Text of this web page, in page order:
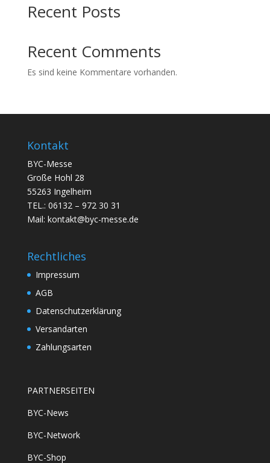
Recent Posts
Recent Comments
Es sind keine Kommentare vorhanden.
Kontakt
BYC-Messe
Große Hohl 28
55263 Ingelheim
TEL.: 06132 – 972 30 31
Mail: kontakt@byc-messe.de
Rechtliches
Impressum
AGB
Datenschutzerklärung
Versandarten
Zahlungsarten
PARTNERSEITEN
BYC-News
BYC-Network
BYC-Shop